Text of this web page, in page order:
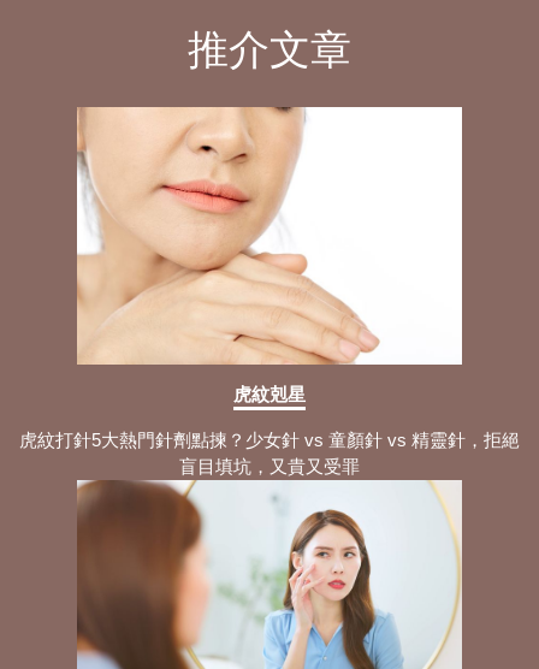
推介文章
虎紋剋星
虎紋打針5大熱門針劑點揀？少女針 vs 童顏針 vs 精靈針，拒絕
盲目填坑，又貴又受罪